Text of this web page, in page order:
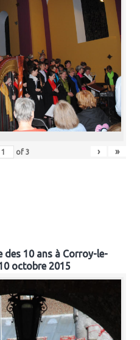
of3 › »
des 10 ans à Corroy-le-
octobre 2015